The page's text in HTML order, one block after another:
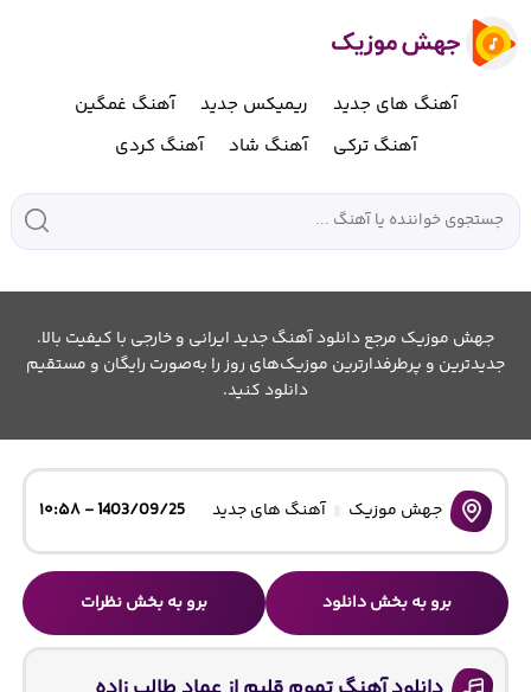
آهنگ های جدید ریمیکس جدید
آهنگ غمگین
آهنگ ترکی
آهنگ شاد آهنگ کردی
جهش موزیک مرجع دانلود آهنگ جدید ایرانی و خارجی با کیفیت بالا.
جدیدترین و پرطرفدارترین موزیک‌های روز را به‌صورت رایگان و مستقیم
دانلود کنید.
جهش موزیک آهنگ های جدید 1403/09/25 - ۱۰:۵۸
برو به بخش دانلود برو به بخش نظرات